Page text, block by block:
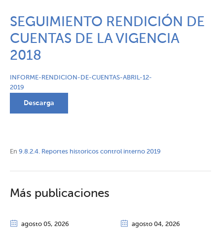
SEGUIMIENTO RENDICIÓN DE
CUENTAS DE LA VIGENCIA
2018
INFORME-RENDICION-DE-CUENTAS-ABRIL-12-
2019
Descarga
En 9.8.2.4. Reportes historicos control interno 2019
Más publicaciones
agosto 05, 2026 agosto 04, 2026